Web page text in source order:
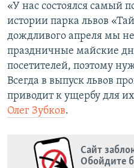
«У нас состоялся самый
истории парка львов
дождливого апреля мы
праздничные майские
посетителей, поэтому
Всегда в выпуск львов
приводит к ущербу для
Олег Зубков.
Сайт
Обойдите